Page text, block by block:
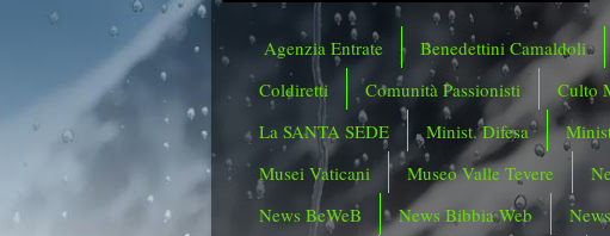
Agenzia Entrate Benedettini Camaldoli
Coldiretti
Comunità Passionisti Culto
La SANTA SEDE
Minist. Difesa
Musei Vaticani
Museo Valle Tevere
News BeWeB
News Bibbia Web